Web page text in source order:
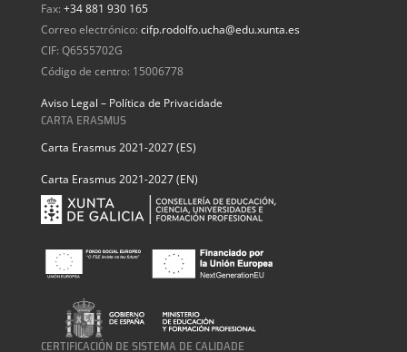
Fax: +34 881 930 165
Correo electrónico: cifp.rodolfo.ucha@edu.xunta.es
CIF: Q6555702G
Código de centro: 15006778
Aviso Legal – Política de Privacidade
CARTA ERASMUS
Carta Erasmus 2021-2027 (ES)
Carta Erasmus 2021-2027 (EN)
CERTIFICACIÓN DE SISTEMA DE CALIDADE